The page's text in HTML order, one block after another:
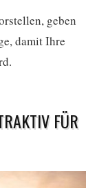
geben
damit Ihre
FÜR